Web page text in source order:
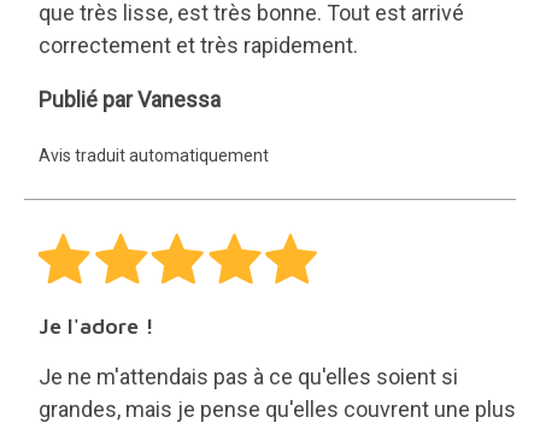
que très lisse, est très bonne. Tout est arrivé
correctement et très rapidement.
Vanessa
Publié par Vanessa
Avis traduit automatiquement
Je l'adore !
Je ne m'attendais pas à ce qu'elles soient si
grandes, mais je pense qu'elles couvrent une plus